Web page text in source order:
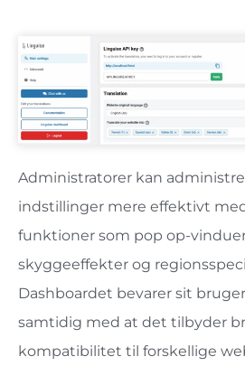
Administratorer kan
indstillinger mere effektivt
funktioner som pop op-
skyggeeffekter og
Dashboardet bevarer sit
samtidig med at det tilbyder
kompatibilitet til forskellige